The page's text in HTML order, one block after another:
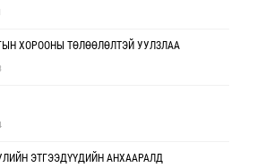
ХОРООНЫ ТӨЛӨӨЛӨЛТЭЙ УУЛЗЛАА
ЭТГЭЭДҮҮДИЙН АНХААРАЛД